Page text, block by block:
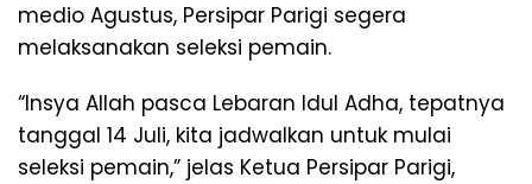
medio Agustus, Persipar Parigi segera
melaksanakan seleksi pemain.
“Insya Allah pasca Lebaran Idul Adha, tepatnya
tanggal 14 Juli, kita jadwalkan untuk mulai
seleksi pemain,” jelas Ketua Persipar Parigi,